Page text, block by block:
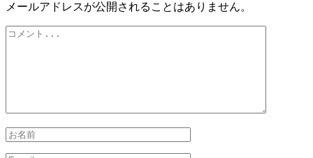
メールアドレスが公開されることはありません。